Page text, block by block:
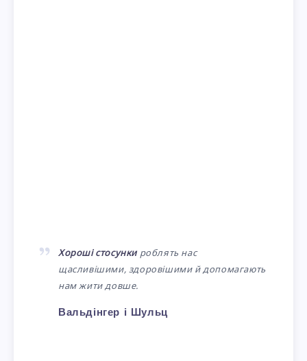
Хороші стосункироблять нас
щасливішими, здоровішими й допомагають
нам жити довше.
Вальдінгер і Шульц